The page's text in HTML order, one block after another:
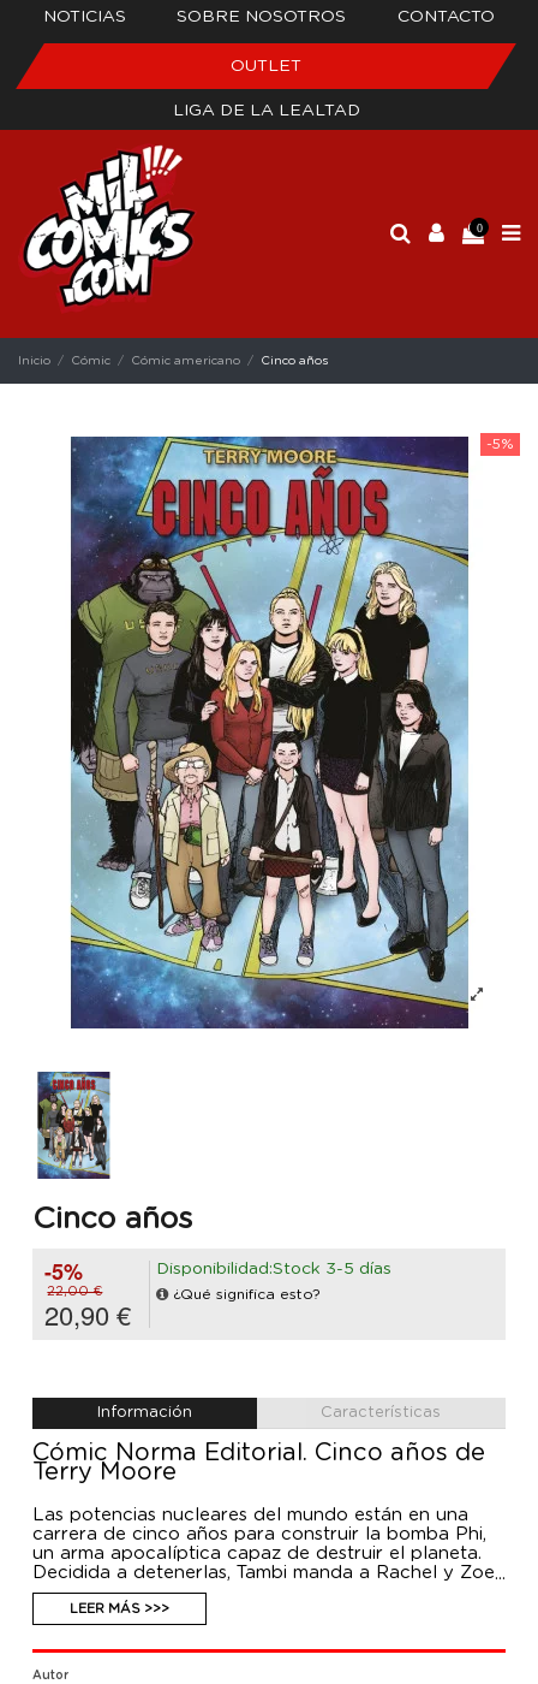
NOTICIAS SOBRE NOSOTROS CONTACTO
OUTLET
LIGA DE LA LEALTAD
0
Inicio Cómic Cómic americano Cinco años
-5%
Cinco años
-5%
22,00 €
20,90 €
Disponibilidad:Stock 3-5 días
¿Qué significa esto?
Información Características
Cómic Norma Editorial. Cinco años de
Terry Moore
Las potencias nucleares del mundo están en una
carrera de cinco años para construir la bomba Phi,
un arma apocalíptica capaz de destruir el planeta.
Decidida a detenerlas, Tambi manda a Rachel y Zoe
a Moscú para encontrar y reclutar a su mejor físico.
Sin embargo, la misión se verá en peligro y Tambi no
tendrá más remedio que recurrir a Katchoo y
convencerla de que abandone a Francine y a las
niñas para un último trabajo como chica Parker.
LEER MÁS >>>
Autor